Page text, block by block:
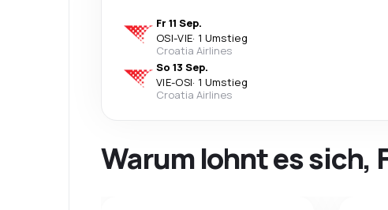
Fr 11 Sep.
OSI-VIE· 1 Umstieg
Croatia Airlines
So 13 Sep.
VIE-OSI· 1 Umstieg
Croatia Airlines
Warum lohnt es sich,